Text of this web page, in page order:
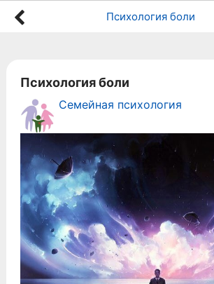
Психология боли
Психология боли
Семейная психология